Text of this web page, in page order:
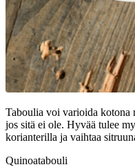
Taboulia voi varioida kotona
jos sitä ei ole. Hyvää tulee
korianterilla ja vaihtaa
Quinoatabouli